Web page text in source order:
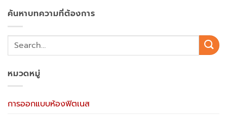
ค้นหาบทความที่ต้องการ
หมวดหมู่
การออกแบบห้องฟิตเนส